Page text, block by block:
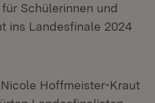
Schülerinnen und
ins Landesfinale 2024
Hoffmeister-Kraut